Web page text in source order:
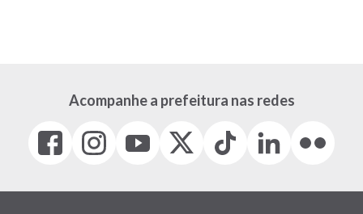
Acompanhe a prefeitura nas redes
Facebook
(link
em
Instagram
(link
em
(link
em
(Antigo
(link
Tiktok
(link
em
LinkedIn
(link
em
(link
em